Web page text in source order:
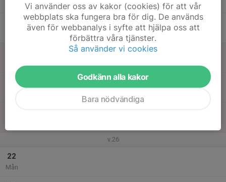
20
v.26
22
Mån
Vi använder oss av kakor (cookies) för att vår
webbplats ska fungera bra för dig. De används
även för webbanalys i syfte att hjälpa oss att
förbättra våra tjänster.
Så använder vi cookies
Godkänn alla kakor
Bara nödvändiga